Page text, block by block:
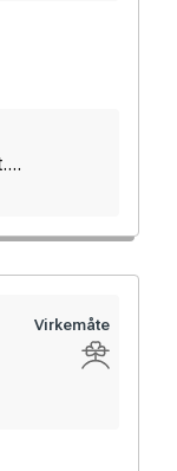
Virkemåte